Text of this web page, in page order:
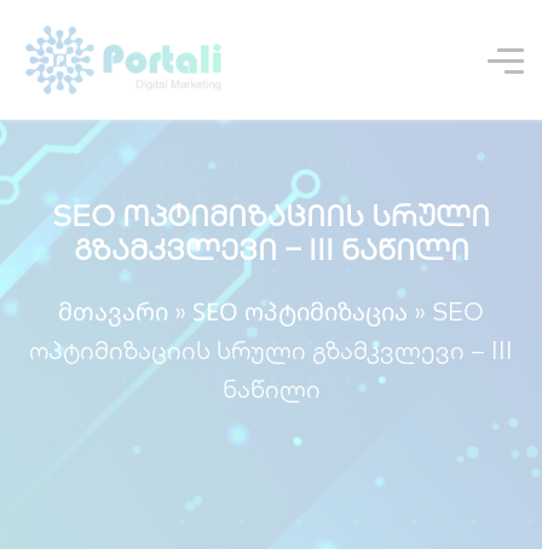
SEO ოპტიმიზაციის სრული
გზამკვლევი – III ნაწილი
მთავარი » SEO ოპტიმიზაცია » SEO
ოპტიმიზაციის სრული გზამკვლევი – III
ნაწილი